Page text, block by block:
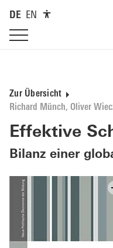
DE EN
Richard Münch, Oliver
Zur Übersicht
Effektive
Bilanz einer